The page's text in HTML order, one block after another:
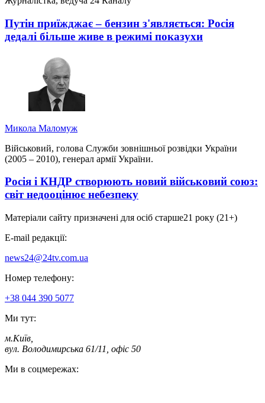
Путін приїжджає – бензин з'являється: Росія
дедалі більше живе в режимі показухи
Микола Маломуж
Військовий, голова Служби зовнішньої розвідки України
(2005 – 2010), генерал армії України.
Росія і КНДР створюють новий військовий союз:
світ недооцінює небезпеку
Матеріали сайту призначені для осіб старше21 року (21+)
E-mail редакції:
news24@24tv.com.ua
Номер телефону:
+38 044 390 5077
Ми тут:
м.Київ
вул. Володимирська 61/11, офіс 50
Ми в соцмережах: